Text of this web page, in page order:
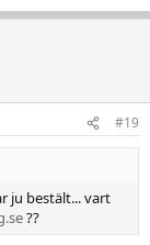
#19
ju bestält... vart
??